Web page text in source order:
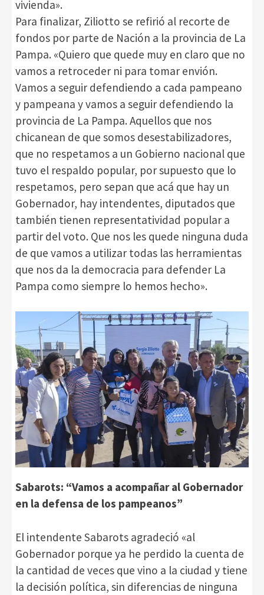
vivienda».
Para finalizar, Ziliotto se refirió al recorte de
fondos por parte de Nación a la provincia de La
Pampa. «Quiero que quede muy en claro que no
vamos a retroceder ni para tomar envión.
Vamos a seguir defendiendo a cada pampeano
y pampeana y vamos a seguir defendiendo la
provincia de La Pampa. Aquellos que nos
chicanean de que somos desestabilizadores,
que no respetamos a un Gobierno nacional que
tuvo el respaldo popular, por supuesto que lo
respetamos, pero sepan que acá que hay un
Gobernador, hay intendentes, diputados que
también tienen representatividad popular a
partir del voto. Que nos les quede ninguna duda
de que vamos a utilizar todas las herramientas
que nos da la democracia para defender La
Pampa como siempre lo hemos hecho».
Sabarots: “Vamos a acompañar al Gobernador
en la defensa de los pampeanos”
El intendente Sabarots agradeció «al
Gobernador porque ya he perdido la cuenta de
la cantidad de veces que vino a la ciudad y tiene
la decisión política, sin diferencias de ninguna